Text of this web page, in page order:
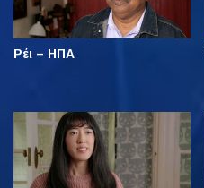
Ρέι – ΗΠΑ